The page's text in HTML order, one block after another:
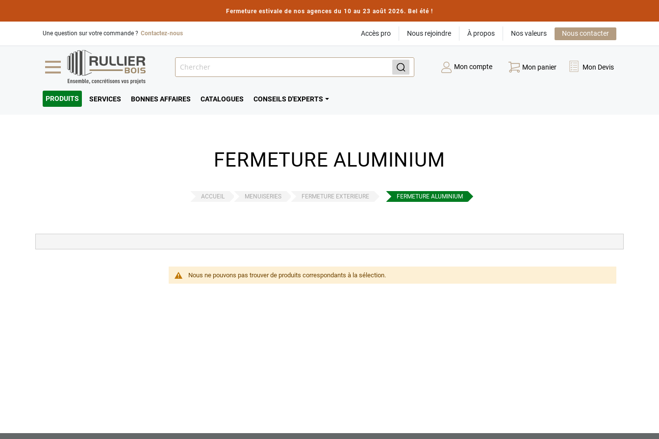
Fermeture estivale de nos agences du 10 au 23 août 2026. Bel été !
Une question sur votre commande ? Contactez-nous Accès pro Nous rejoindre À propos Nos valeurs Nous contacter
Mon compte Mon panier Mon Devis
PRODUITS SERVICES BONNES AFFAIRES CATALOGUES CONSEILS D'EXPERTS
FERMETURE ALUMINIUM
ACCUEIL MENUISERIES FERMETURE EXTERIEURE FERMETURE ALUMINIUM
Nous ne pouvons pas trouver de produits correspondants à la sélection.